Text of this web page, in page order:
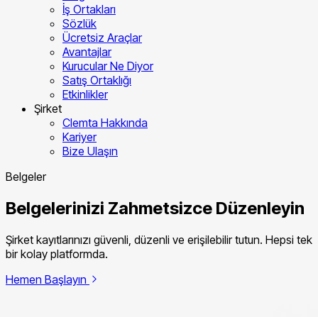
İş Ortakları
Sözlük
Ücretsiz Araçlar
Avantajlar
Kurucular Ne Diyor
Satış Ortaklığı
Etkinlikler
Şirket
Clemta Hakkında
Kariyer
Bize Ulaşın
Belgeler
Belgelerinizi Zahmetsizce Düzenleyin
Şirket kayıtlarınızı güvenli, düzenli ve erişilebilir tutun. Hepsi tek
bir kolay platformda.
Hemen Başlayın